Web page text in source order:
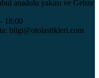
anadolu yakası ve Gebze
18:00
bilgi@otolastikleri.com